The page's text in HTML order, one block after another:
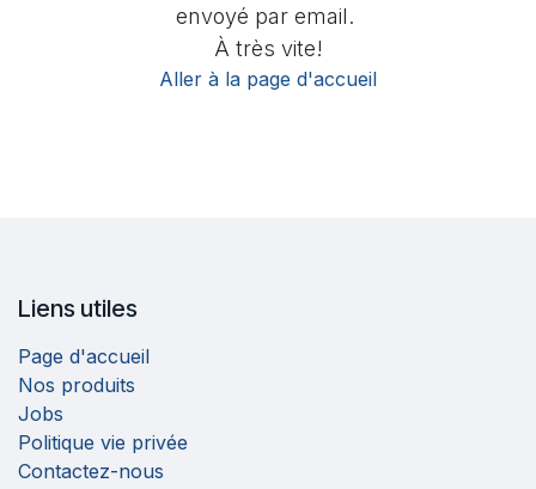
envoyé par email.
À très vite!
Aller à la page d'accueil
Liens utiles
Page d'accueil
Nos produits
Jobs
Politique vie privée
Contactez-nous